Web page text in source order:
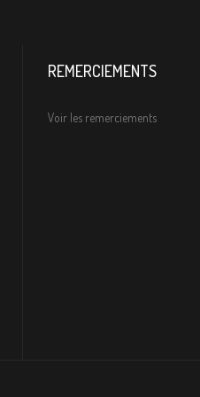
REMERCIEMENTS
Voir les remerciements